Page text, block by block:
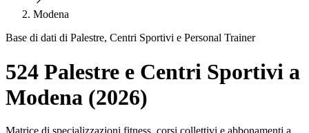
Modena
Base di dati di Palestre, Centri Sportivi e Personal Trainer
524 Palestre e Centri Sportivi a
Modena (2026)